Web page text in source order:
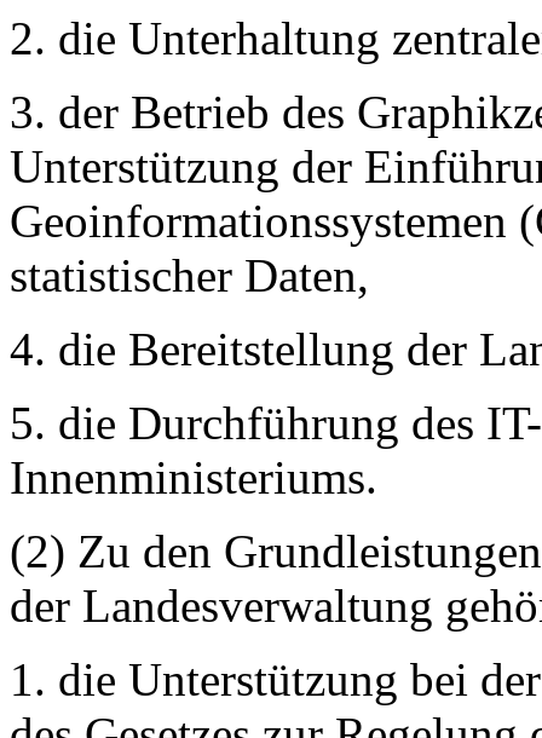
2. die Unterhaltung
3. der Betrieb des
Unterstützung der
Geoinformationssystemen
statistischer Daten,
4. die Bereitstellung der
5. die Durchführung des
Innenministeriums.
(2) Zu den
der Landesverwaltung
1. die Unterstützung bei